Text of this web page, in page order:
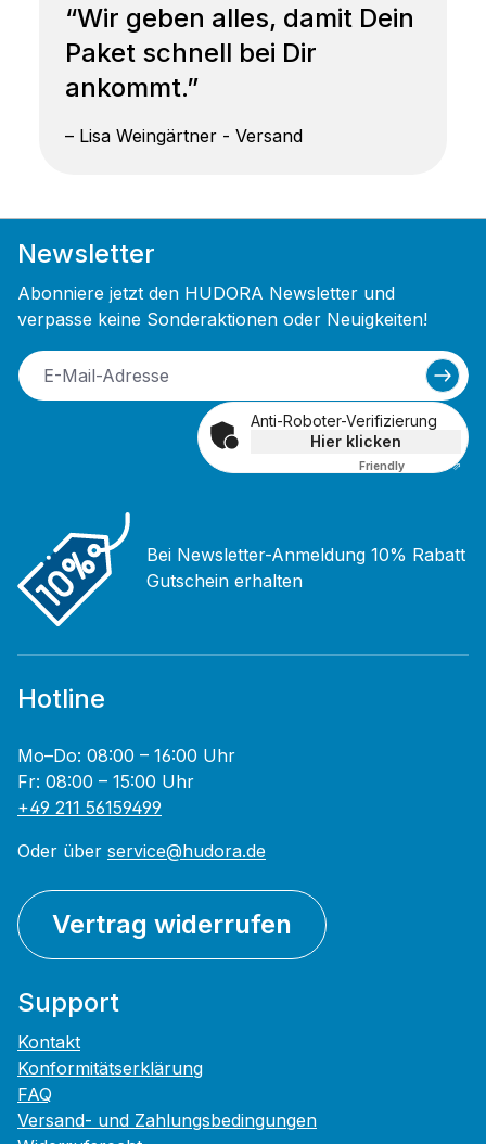
“Wir geben alles, damit Dein
Paket schnell bei Dir
ankommt.”
– Lisa Weingärtner - Versand
Newsletter
Abonniere jetzt den HUDORA Newsletter und
verpasse keine Sonderaktionen oder Neuigkeiten!
Anti-Roboter-Verifizierung
Hier klicken
Friendly Captcha ⇗
Bei Newsletter-Anmeldung 10% Rabatt
Gutschein erhalten
Hotline
Mo–Do: 08:00 – 16:00 Uhr
Fr: 08:00 – 15:00 Uhr
+49 211 56159499
Oder über service@hudora.de
Vertrag widerrufen
Support
Kontakt
Konformitätserklärung
FAQ
Versand- und Zahlungsbedingungen